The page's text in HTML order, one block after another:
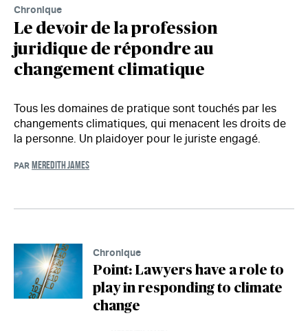
Chronique
Le devoir de la profession
juridique de répondre au
changement climatique
Tous les domaines de pratique sont touchés par les
changements climatiques, qui menacent les droits de
la personne. Un plaidoyer pour le juriste engagé.
PAR MEREDITH JAMES
Chronique
Point: Lawyers have a role to
play in responding to climate
change